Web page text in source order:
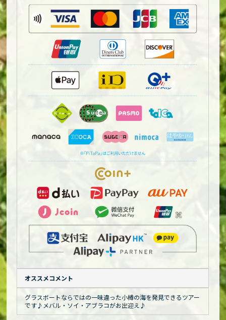
オススメコメント
グラスボートならではの一味違った小樽の海を発見できるツアー
です♪メバル・ソイ・アブラコがお出迎え♪